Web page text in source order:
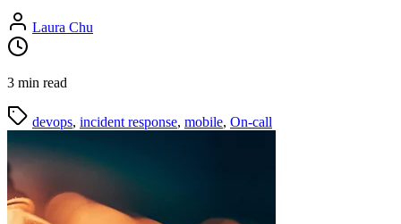
Laura Chu
3 min read
devops, incident response, mobile, On-call